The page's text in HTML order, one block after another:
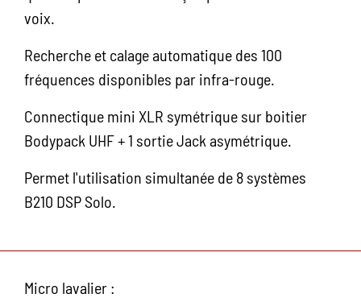
voix.
Recherche et calage automatique des 100
fréquences disponibles par infra-rouge.
Connectique mini XLR symétrique sur boitier
Bodypack UHF + 1 sortie Jack asymétrique.
Permet l'utilisation simultanée de 8 systèmes
B210 DSP Solo.
Micro lavalier :